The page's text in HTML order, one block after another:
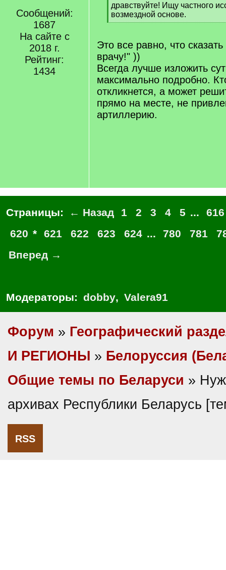
Сообщений:
1687
На сайте с
2018 г.
Рейтинг:
1434
[
q
]
дравствуйте! Ищу частного
возмездной основе.
[
q
]
Это все равно, что
врачу!" ))
Всегда лучше изложить
максимально подробно.
откликнется, а может
прямо на месте, не
артиллерию.
Страницы: ← Назад 1 2 3 4 5 ...
616
620 * 621 622 623 624 ... 780 781
Вперед →
Модераторы: dobby, Valera91
Форум » Географический
И РЕГИОНЫ » Белоруссия
Общие темы по Беларуси »
архивах Республики Беларусь
RSS